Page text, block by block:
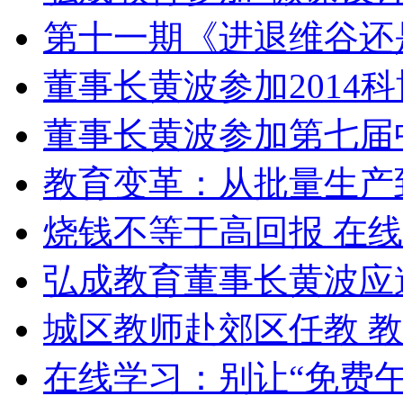
第十一期《进退维谷
董事长黄波参加2014
董事长黄波参加第七
教育变革：从批量生
烧钱不等于高回报 在
弘成教育董事长黄波
城区教师赴郊区任教
在线学习：别让“免费